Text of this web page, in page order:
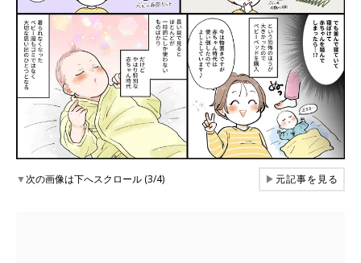
▼次の画像は下へスクロール (3/4) ▶元記事を見る